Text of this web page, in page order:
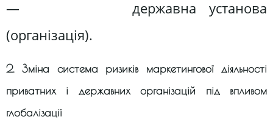
— державна установа
(організація).
2. Зміна система ризиків маркетингової діяльності
приватних і державних організацій під впливом
глобалізації